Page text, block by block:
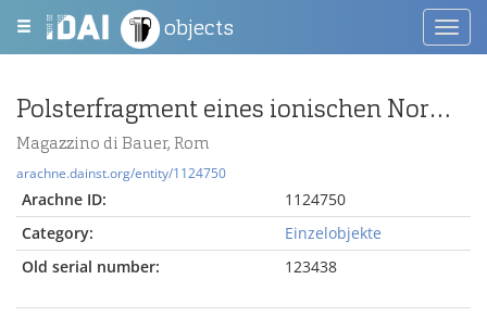
objects
Polsterfragment eines ionischen Normalkapitells
Magazzino di Bauer, Rom
arachne.dainst.org/entity/1124750
Arachne ID:
1124750
Category:
Einzelobjekte
Old serial number:
123438